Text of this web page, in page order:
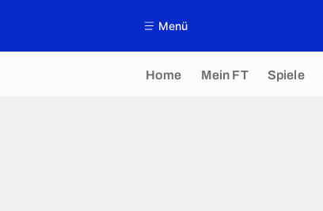
Menü
Home Mein FT Spiele